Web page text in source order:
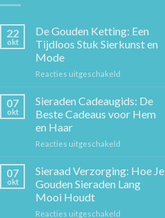
22
okt
De Gouden Ketting: Een
Tijdloos Stuk Sierkunst en
Mode
Reacties uitgeschakeld
Gouden
Een
Mode
07
okt
Sieraden Cadeaugids: De
Beste Cadeaus voor Hem
en Haar
Reacties uitgeschakeld
Cadeaugids:
De
Beste
07
okt
Sieraad Verzorging: Hoe Je
Gouden Sieraden Lang
Mooi Houdt
Reacties uitgeschakeld